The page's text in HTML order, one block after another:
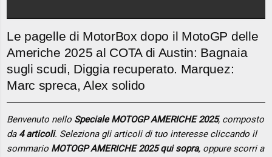
Le pagelle di MotorBox dopo il MotoGP delle
Americhe 2025 al COTA di Austin: Bagnaia
sugli scudi, Diggia recuperato. Marquez:
Marc spreca, Alex solido
Benvenuto nello Speciale MOTOGP AMERICHE 2025, composto
da 4 articoli. Seleziona gli articoli di tuo interesse cliccando il
sommario MOTOGP AMERICHE 2025 qui sopra, oppure scorri a